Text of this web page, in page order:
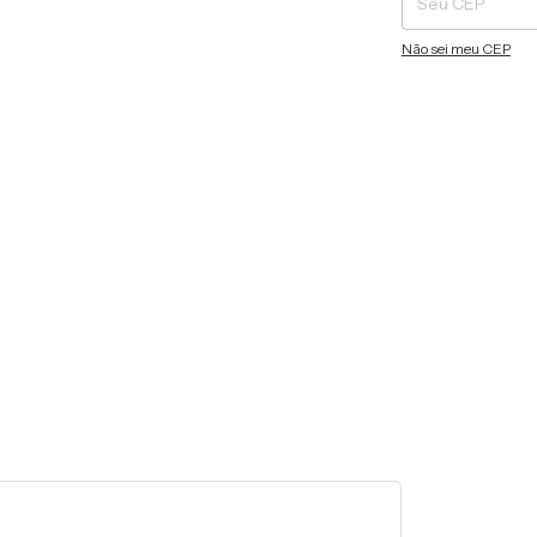
Não sei meu CEP